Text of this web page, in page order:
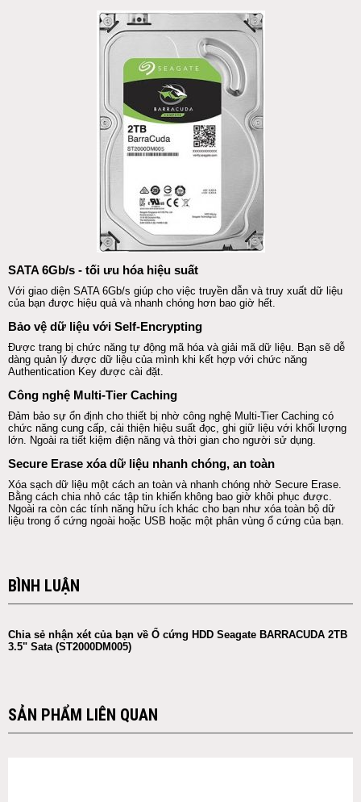
SATA 6Gb/s - tối ưu hóa hiệu suất
Với giao diện SATA 6Gb/s giúp cho việc truyền dẫn và truy xuất dữ liệu
của bạn được hiệu quả và nhanh chóng hơn bao giờ hết.
Bảo vệ dữ liệu với Self-Encrypting
Được trang bị chức năng tự động mã hóa và giải mã dữ liệu. Bạn sẽ dễ
dàng quản lý được dữ liệu của mình khi kết hợp với chức năng
Authentication Key được cài đặt.
Công nghệ Multi-Tier Caching
Đảm bảo sự ổn định cho thiết bị nhờ công nghệ Multi-Tier Caching có
chức năng cung cấp, cải thiện hiệu suất đọc, ghi giữ liệu với khối lượng
lớn. Ngoài ra tiết kiệm điện năng và thời gian cho người sử dụng.
Secure Erase xóa dữ liệu nhanh chóng, an toàn
Xóa sạch dữ liệu một cách an toàn và nhanh chóng nhờ Secure Erase.
Bằng cách chia nhỏ các tập tin khiến không bao giờ khôi phục được.
Ngoài ra còn các tính năng hữu ích khác cho bạn như xóa toàn bộ dữ
liệu trong ổ cứng ngoài hoặc USB hoặc một phân vùng ổ cứng của bạn.
BÌNH LUẬN
Chia sẻ nhận xét của bạn về Ổ cứng HDD Seagate BARRACUDA 2TB
3.5" Sata (ST2000DM005)
SẢN PHẨM LIÊN QUAN